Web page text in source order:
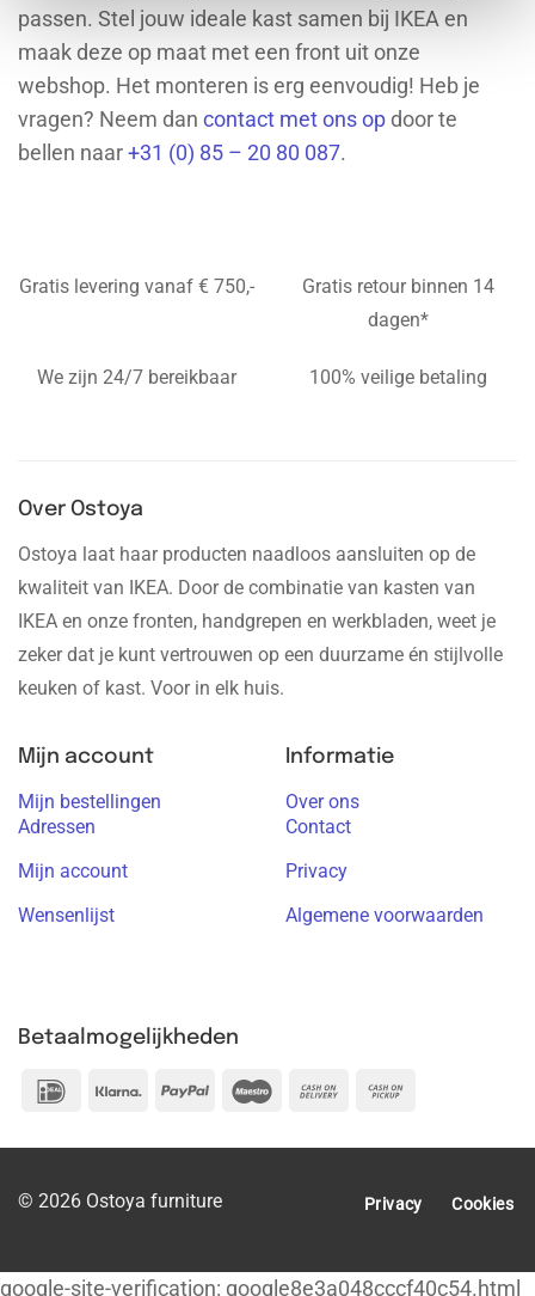
passen. Stel jouw ideale kast samen bij IKEA en
maak deze op maat met een front uit onze
webshop. Het monteren is erg eenvoudig! Heb je
vragen? Neem dan contact met ons op door te
bellen naar +31 (0) 85 – 20 80 087.
Gratis levering vanaf € 750,-
Gratis retour binnen 14
dagen*
We zijn 24/7 bereikbaar 100% veilige betaling
Over Ostoya
Ostoya laat haar producten naadloos aansluiten op de
kwaliteit van IKEA. Door de combinatie van kasten van
IKEA en onze fronten, handgrepen en werkbladen, weet je
zeker dat je kunt vertrouwen op een duurzame én stijlvolle
keuken of kast. Voor in elk huis.
Mijn account
Mijn bestellingen
Adressen
Mijn account
Wensenlijst
Informatie
Over ons
Contact
Privacy
Algemene voorwaarden
Betaalmogelijkheden
IDeal Klarna PayPal Maestro Cash
DeliveryPickup
© 2026 Ostoya furniture Privacy Cookies
google-site-verification: google8e3a048cccf40c54.html